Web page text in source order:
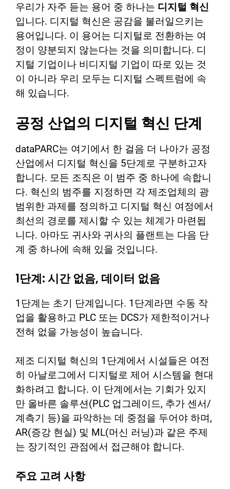
우리가 자주 듣는 용어 중 하나는 디지털 혁신
입니다. 디지털 혁신은 공감을 불러일으키는
용어입니다. 이 용어는 디지털로 전환하는 여
정이 양분되지 않는다는 것을 의미합니다. 디
지털 기업이나 비디지털 기업이 따로 있는 것
이 아니라 우리 모두는 디지털 스펙트럼에 속
해 있습니다.
공정 산업의 디지털 혁신 단계
dataPARC는 여기에서 한 걸음 더 나아가 공정
산업에서 디지털 혁신을 5단계로 구분하고자
합니다. 모든 조직은 이 범주 중 하나에 속합니
다. 혁신의 범주를 지정하면 각 제조업체의 광
범위한 과제를 정의하고 디지털 혁신 여정에서
최선의 경로를 제시할 수 있는 체계가 마련됩
니다. 아마도 귀사와 귀사의 플랜트는 다음 단
계 중 하나에 속해 있을 것입니다.
1단계: 시간 없음, 데이터 없음
1단계는 초기 단계입니다. 1단계라면 수동 작
업을 활용하고 PLC 또는 DCS가 제한적이거나
전혀 없을 가능성이 높습니다.
제조 디지털 혁신의 1단계에서 시설들은 여전
히 아날로그에서 디지털로 제어 시스템을 현대
화하려고 합니다. 이 단계에서는 기회가 있지
만 올바른 솔루션(PLC 업그레이드, 추가 센서/
계측기 등)을 파악하는 데 중점을 두어야 하며,
AR(증강 현실) 및 ML(머신 러닝)과 같은 주제
는 장기적인 관점에서 접근해야 합니다.
주요 고려 사항